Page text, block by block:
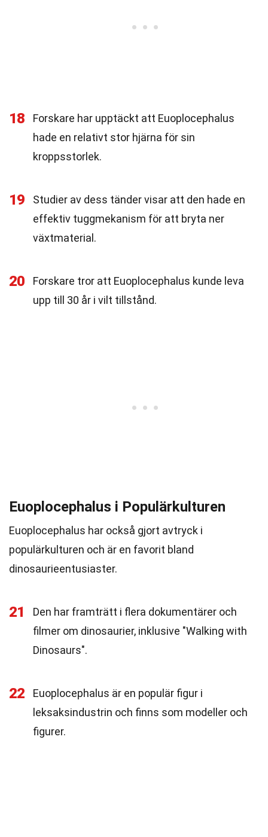
18
Forskare har upptäckt att Euoplocephalus
hade en relativt stor hjärna för sin
kroppsstorlek.
19
Studier av dess tänder visar att den hade en
effektiv tuggmekanism för att bryta ner
växtmaterial.
20
Forskare tror att Euoplocephalus kunde leva
upp till 30 år i vilt tillstånd.
Euoplocephalus i Populärkulturen
Euoplocephalus har också gjort avtryck i
populärkulturen och är en favorit bland
dinosaurieentusiaster.
21
Den har framträtt i flera dokumentärer och
filmer om dinosaurier, inklusive "Walking with
Dinosaurs".
22
Euoplocephalus är en populär figur i
leksaksindustrin och finns som modeller och
figurer.